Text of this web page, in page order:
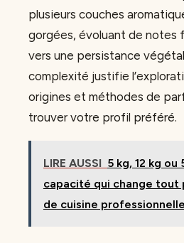
plusieurs couches
gorgées, évoluant de notes
vers une persistance
complexité justifie
origines et méthodes de
trouver votre profil préféré.
LIRE AUSSI 5 kg, 12 kg ou
capacité qui change tout
de cuisine professionnelle